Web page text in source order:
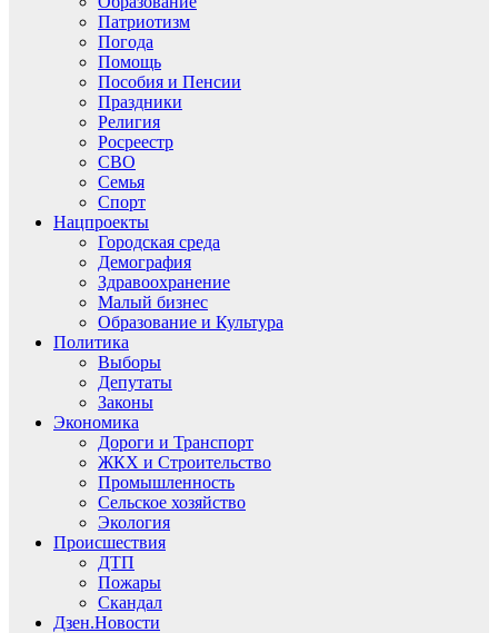
Патриотизм
Погода
Помощь
Пособия и Пенсии
Праздники
Религия
Росреестр
СВО
Семья
Спорт
Нацпроекты
Городская среда
Демография
Здравоохранение
Малый бизнес
Образование и Культура
Политика
Выборы
Депутаты
Законы
Экономика
Дороги и Транспорт
ЖКХ и Строительство
Промышленность
Сельское хозяйство
Экология
Происшествия
ДТП
Пожары
Скандал
Дзен.Новости